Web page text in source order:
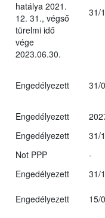
hatálya 2021.
12. 31., végső
türelmi idő
vége
2023.06.30.
31/
Engedélyezett 31/
Engedélyezett
Engedélyezett
31/
Not PPP
-
Engedélyezett
31/
Engedélyezett
15/